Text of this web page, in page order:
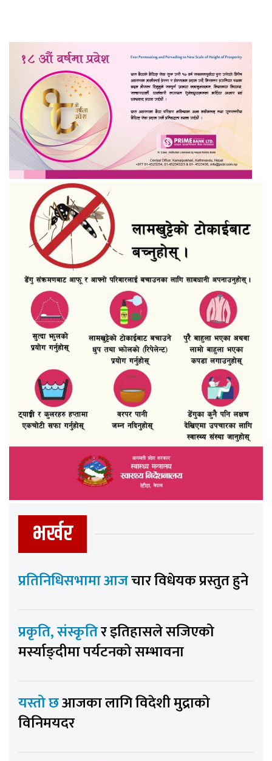
भर्खर
प्रतिनिधिसभामा आजचार विधेयक प्रस्तुत हुने
प्रकृति, संस्कृतिर इतिहासले सजिएको
मर्स्याङ्दीमा पर्यटनको सम्भावना
यस्तो छआजका लागि विदेशी मुद्राको
विनिमयदर